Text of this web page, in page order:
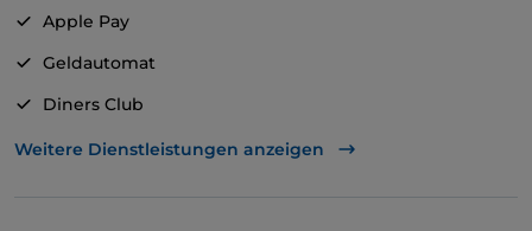
Apple Pay
Geldautomat
Diners Club
Mastercard
Weitere Dienstleistungen anzeigen